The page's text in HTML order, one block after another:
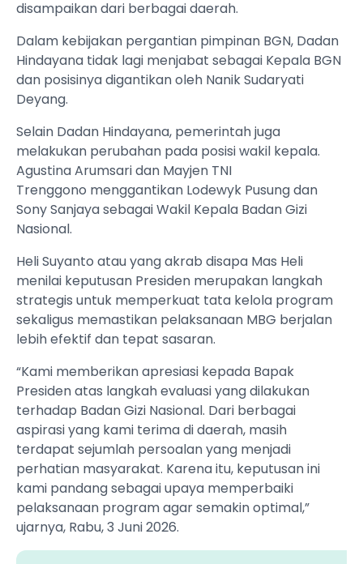
disampaikan dari berbagai daerah.
Dalam kebijakan pergantian pimpinan BGN, Dadan
Hindayana tidak lagi menjabat sebagai Kepala BGN
dan posisinya digantikan oleh Nanik Sudaryati
Deyang.
Selain Dadan Hindayana, pemerintah juga
melakukan perubahan pada posisi wakil kepala.
Agustina Arumsari dan Mayjen TNI
Trenggono menggantikan Lodewyk Pusung dan
Sony Sanjaya sebagai Wakil Kepala Badan Gizi
Nasional.
Heli Suyanto atau yang akrab disapa Mas Heli
menilai keputusan Presiden merupakan langkah
strategis untuk memperkuat tata kelola program
sekaligus memastikan pelaksanaan MBG berjalan
lebih efektif dan tepat sasaran.
“Kami memberikan apresiasi kepada Bapak
Presiden atas langkah evaluasi yang dilakukan
terhadap Badan Gizi Nasional. Dari berbagai
aspirasi yang kami terima di daerah, masih
terdapat sejumlah persoalan yang menjadi
perhatian masyarakat. Karena itu, keputusan ini
kami pandang sebagai upaya memperbaiki
pelaksanaan program agar semakin optimal,”
ujarnya, Rabu, 3 Juni 2026.